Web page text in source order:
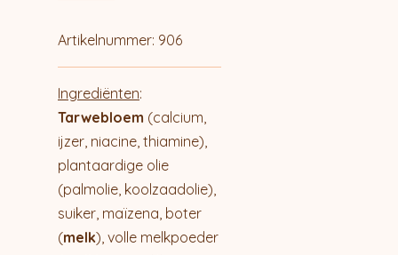
Artikelnummer: 906
Ingrediënten:
Tarwebloem (calcium,
ijzer, niacine, thiamine),
plantaardige olie
(palmolie, koolzaadolie),
suiker, maïzena, boter
(melk), volle melkpoeder